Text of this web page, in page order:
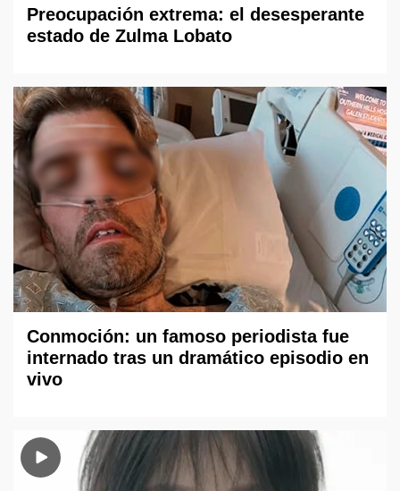
Preocupación extrema: el desesperante
estado de Zulma Lobato
Conmoción: un famoso periodista fue
internado tras un dramático episodio en
vivo